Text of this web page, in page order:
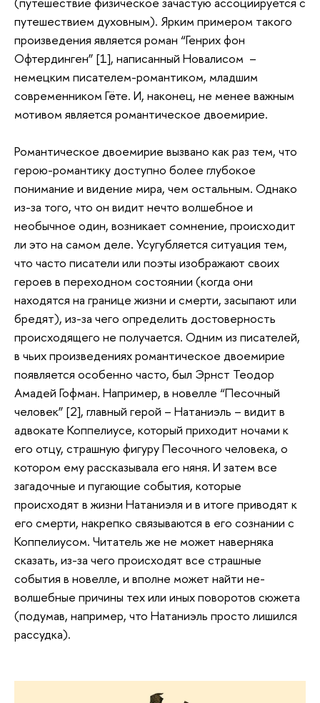
путешествием духовным). Ярким примером такого
произведения является роман “Генрих фон
Офтердинген” [1], написанный Новалисом –
немецким писателем-романтиком, младшим
современником Гёте. И, наконец, не менее важным
мотивом является романтическое двоемирие.
Романтическое двоемирие вызвано как раз тем, что
герою-романтику доступно более глубокое
понимание и видение мира, чем остальным. Однако
из-за того, что он видит нечто волшебное и
необычное один, возникает сомнение, происходит
ли это на самом деле. Усугубляется ситуация тем,
что часто писатели или поэты изображают своих
героев в переходном состоянии (когда они
находятся на границе жизни и смерти, засыпают или
бредят), из-за чего определить достоверность
происходящего не получается. Одним из писателей,
в чьих произведениях романтическое двоемирие
появляется особенно часто, был Эрнст Теодор
Амадей Гофман. Например, в новелле “Песочный
человек” [2], главный герой – Натаниэль – видит в
адвокате Коппелиусе, который приходит ночами к
его отцу, страшную фигуру Песочного человека, о
котором ему рассказывала его няня. И затем все
загадочные и пугающие события, которые
происходят в жизни Натаниэля и в итоге приводят к
его смерти, накрепко связываются в его сознании с
Коппелиусом. Читатель же не может наверняка
сказать, из-за чего происходят все страшные
события в новелле, и вполне может найти не-
волшебные причины тех или иных поворотов сюжета
(подумав, например, что Натаниэль просто лишился
рассудка).